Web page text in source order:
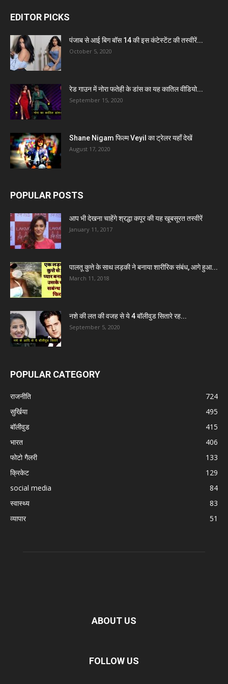
EDITOR PICKS
पंजाब से आई बिग बॉस 14 की इस कंटेस्टेंट की तस्वीरें...
October 5, 2020
रेड गाउन में नोरा फतेही के डांस का यह कातिल वीडियो...
September 15, 2020
Shane Nigam फिल्म Veyil का ट्रेलर यहाँ देखें
August 17, 2020
POPULAR POSTS
आप भी देखना चाहेंगे श्रद्धा कपूर की यह खूबसूरत तस्वीरें
January 11, 2017
पालतू कुत्ते के साथ लड़की ने बनाया शारीरिक संबंध, आगे हुआ...
March 11, 2018
नशे की लत की वजह से ये 4 बॉलीवुड सितारे रह...
September 5, 2020
POPULAR CATEGORY
राजनीति
724
सुर्खिया
495
बॉलीवुड
415
भारत
406
फोटो गैलरी
133
क्रिकेट
129
social media
84
स्वास्थ्य
83
व्यापार
51
ABOUT US
FOLLOW US